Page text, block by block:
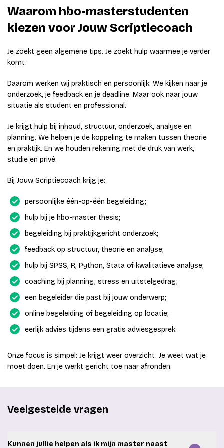
Waarom hbo-masterstudenten
kiezen voor Jouw Scriptiecoach
Je zoekt geen algemene tips. Je zoekt hulp waarmee je verder
komt.
Daarom werken wij praktisch en persoonlijk. We kijken naar je
onderzoek, je feedback en je deadline. Maar ook naar jouw
situatie als student en professional.
Je krijgt hulp bij inhoud, structuur, onderzoek, analyse en
planning. We helpen je de koppeling te maken tussen theorie
en praktijk. En we houden rekening met de druk van werk,
studie en privé.
Bij Jouw Scriptiecoach krijg je:
persoonlijke één-op-één begeleiding;
hulp bij je hbo-master thesis;
begeleiding bij praktijkgericht onderzoek;
feedback op structuur, theorie en analyse;
hulp bij SPSS, R, Python, Stata of kwalitatieve analyse;
coaching bij planning, stress en uitstelgedrag;
een begeleider die past bij jouw onderwerp;
online begeleiding of begeleiding op locatie;
eerlijk advies tijdens een gratis adviesgesprek.
Onze focus is simpel: Je krijgt weer overzicht. Je weet wat je
moet doen. En je werkt gericht toe naar afronden.
Veelgestelde vragen
Kunnen jullie helpen als ik mijn master naast